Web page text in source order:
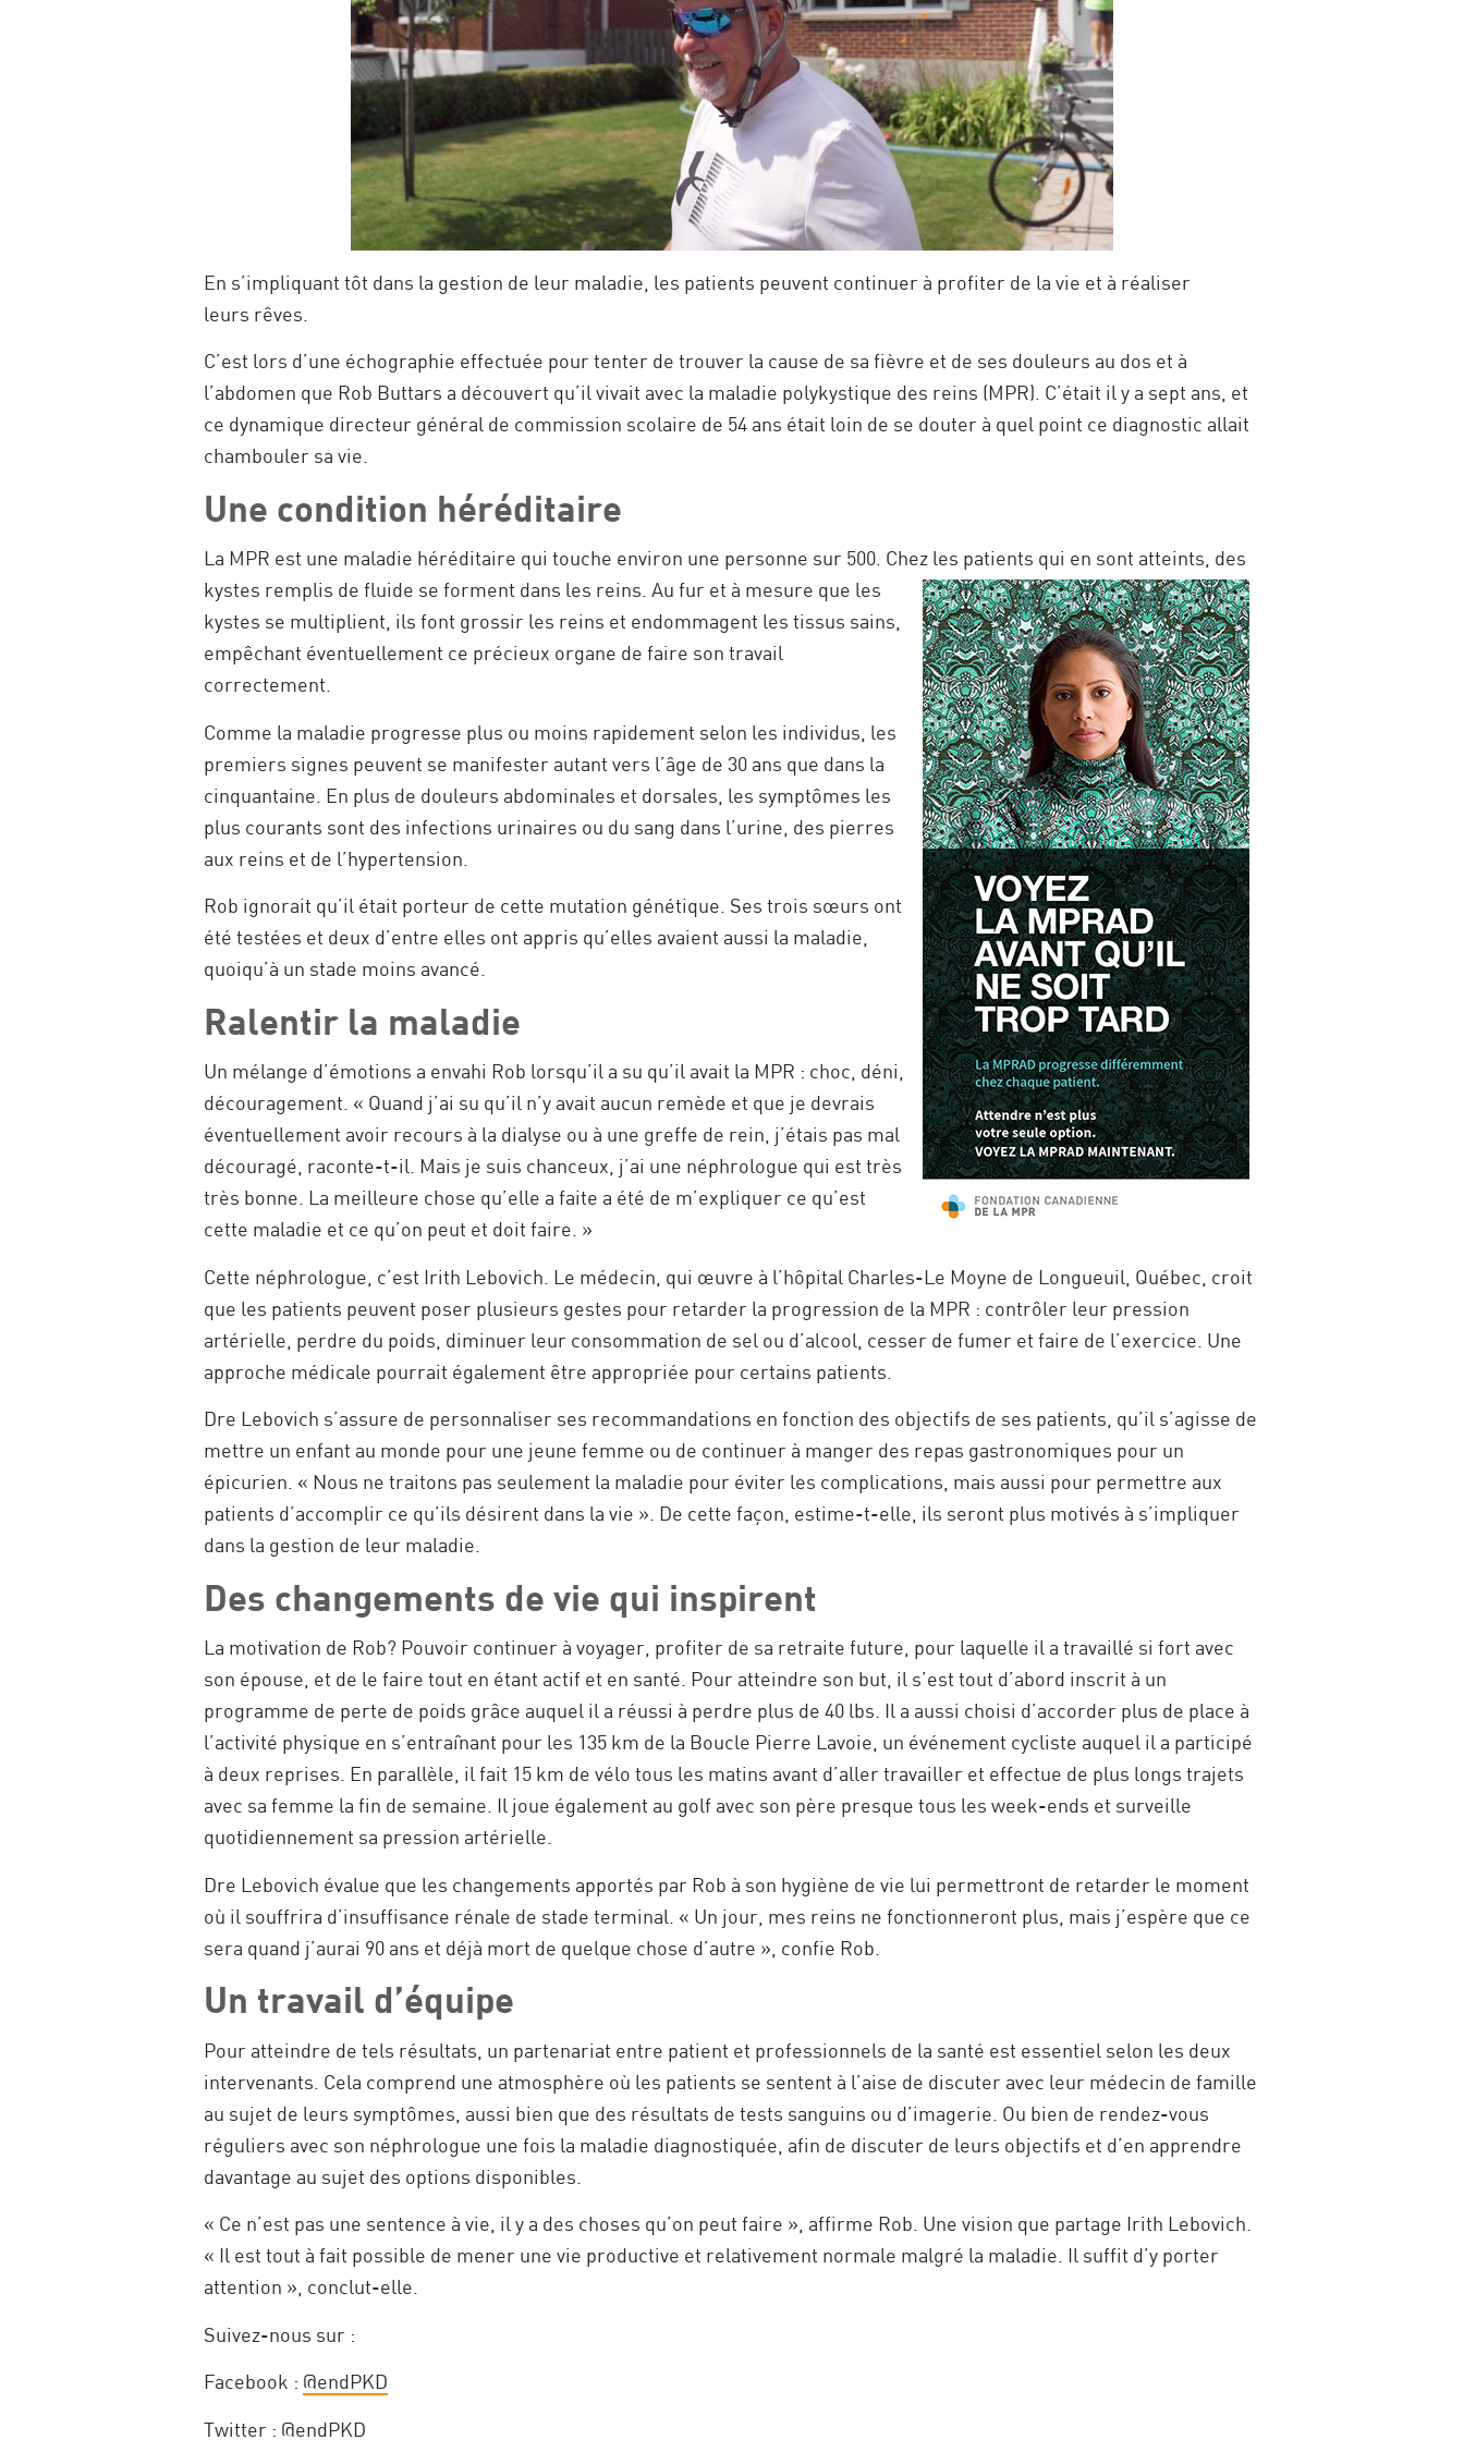
En s’impliquant tôt dans la gestion de leur maladie, les patients peuvent continuer à profiter de la vie et à réaliser
leurs rêves.
C’est lors d’une échographie effectuée pour tenter de trouver la cause de sa fièvre et de ses douleurs au dos et à
l’abdomen que Rob Buttars a découvert qu’il vivait avec la maladie polykystique des reins (MPR). C’était il y a sept ans, et
ce dynamique directeur général de commission scolaire de 54 ans était loin de se douter à quel point ce diagnostic allait
chambouler sa vie.
Une condition héréditaire
La MPR est une maladie héréditaire qui touche environ une personne sur 500. Chez les patients qui en sont atteints, des
kystes remplis de fluide se forment dans les reins. Au fur et à mesure que les
kystes se multiplient, ils font grossir les reins et endommagent les tissus sains,
empêchant éventuellement ce précieux organe de faire son travail
correctement.
Comme la maladie progresse plus ou moins rapidement selon les individus, les
premiers signes peuvent se manifester autant vers l’âge de 30 ans que dans la
cinquantaine. En plus de douleurs abdominales et dorsales, les symptômes les
plus courants sont des infections urinaires ou du sang dans l’urine, des pierres
aux reins et de l’hypertension.
Rob ignorait qu’il était porteur de cette mutation génétique. Ses trois sœurs ont
été testées et deux d’entre elles ont appris qu’elles avaient aussi la maladie,
quoiqu’à un stade moins avancé.
Ralentir la maladie
Un mélange d’émotions a envahi Rob lorsqu’il a su qu’il avait la MPR : choc, déni,
découragement. « Quand j’ai su qu’il n’y avait aucun remède et que je devrais
éventuellement avoir recours à la dialyse ou à une greffe de rein, j’étais pas mal
découragé, raconte-t-il. Mais je suis chanceux, j’ai une néphrologue qui est très
très bonne. La meilleure chose qu’elle a faite a été de m’expliquer ce qu’est
cette maladie et ce qu’on peut et doit faire. »
Cette néphrologue, c’est Irith Lebovich. Le médecin, qui œuvre à l’hôpital Charles-Le Moyne de Longueuil, Québec, croit
que les patients peuvent poser plusieurs gestes pour retarder la progression de la MPR : contrôler leur pression
artérielle, perdre du poids, diminuer leur consommation de sel ou d’alcool, cesser de fumer et faire de l’exercice. Une
approche médicale pourrait également être appropriée pour certains patients.
Dre Lebovich s’assure de personnaliser ses recommandations en fonction des objectifs de ses patients, qu’il s’agisse de
mettre un enfant au monde pour une jeune femme ou de continuer à manger des repas gastronomiques pour un
épicurien. « Nous ne traitons pas seulement la maladie pour éviter les complications, mais aussi pour permettre aux
patients d’accomplir ce qu’ils désirent dans la vie ». De cette façon, estime-t-elle, ils seront plus motivés à s’impliquer
dans la gestion de leur maladie.
Des changements de vie qui inspirent
La motivation de Rob? Pouvoir continuer à voyager, profiter de sa retraite future, pour laquelle il a travaillé si fort avec
son épouse, et de le faire tout en étant actif et en santé. Pour atteindre son but, il s’est tout d’abord inscrit à un
programme de perte de poids grâce auquel il a réussi à perdre plus de 40 lbs. Il a aussi choisi d’accorder plus de place à
l’activité physique en s’entraînant pour les 135 km de la Boucle Pierre Lavoie, un événement cycliste auquel il a participé
à deux reprises. En parallèle, il fait 15 km de vélo tous les matins avant d’aller travailler et effectue de plus longs trajets
avec sa femme la fin de semaine. Il joue également au golf avec son père presque tous les week-ends et surveille
quotidiennement sa pression artérielle.
Dre Lebovich évalue que les changements apportés par Rob à son hygiène de vie lui permettront de retarder le moment
où il souffrira d’insuffisance rénale de stade terminal. « Un jour, mes reins ne fonctionneront plus, mais j’espère que ce
sera quand j’aurai 90 ans et déjà mort de quelque chose d’autre », confie Rob.
Un travail d’équipe
Pour atteindre de tels résultats, un partenariat entre patient et professionnels de la santé est essentiel selon les deux
intervenants. Cela comprend une atmosphère où les patients se sentent à l’aise de discuter avec leur médecin de famille
au sujet de leurs symptômes, aussi bien que des résultats de tests sanguins ou d’imagerie. Ou bien de rendez-vous
réguliers avec son néphrologue une fois la maladie diagnostiquée, afin de discuter de leurs objectifs et d’en apprendre
davantage au sujet des options disponibles.
« Ce n’est pas une sentence à vie, il y a des choses qu’on peut faire », affirme Rob. Une vision que partage Irith Lebovich.
« Il est tout à fait possible de mener une vie productive et relativement normale malgré la maladie. Il suffit d’y porter
attention », conclut-elle.
Suivez-nous sur :
Facebook : @endPKD
Twitter : @endPKD